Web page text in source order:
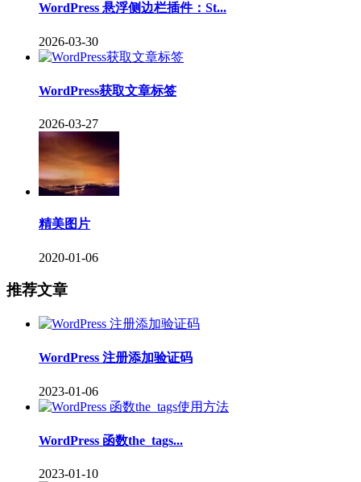
WordPress 悬浮侧边栏插件：St...
2026-03-30
WordPress获取文章标签
2026-03-27
精美图片
2020-01-06
推荐文章
WordPress 注册添加验证码
2023-01-06
WordPress 函数the_tags...
2023-01-10